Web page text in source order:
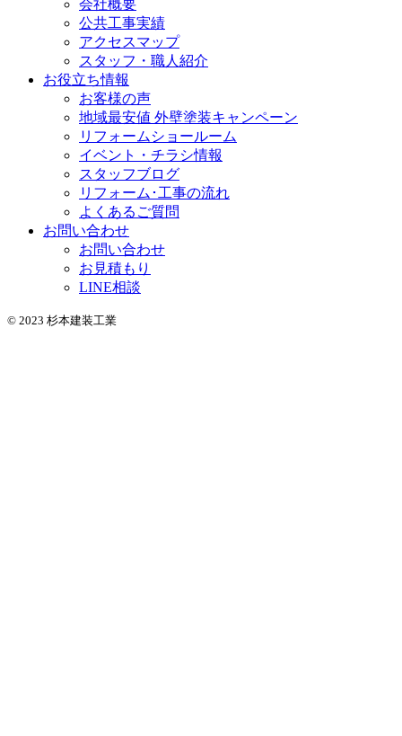
会社概要
公共工事実績
アクセスマップ
スタッフ・職人紹介
お役立ち情報
お客様の声
地域最安値 外壁塗装キャンペーン
リフォームショールーム
イベント・チラシ情報
スタッフブログ
リフォーム･工事の流れ
よくあるご質問
お問い合わせ
お問い合わせ
お見積もり
LINE相談
© 2023 杉本建装工業